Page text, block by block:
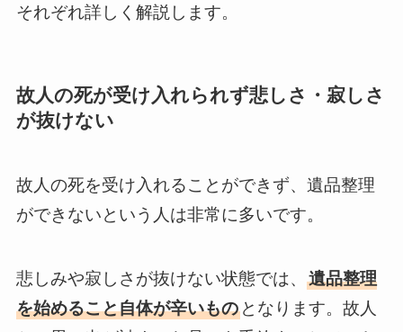
それぞれ詳しく解説します。
故人の死が受け入れられず悲しさ・寂しさ
が抜けない
故人の死を受け入れることができず、遺品整理
ができないという人は非常に多いです。
悲しみや寂しさが抜けない状態では、 遺品整理
を始めること自体が辛いものとなります。故人